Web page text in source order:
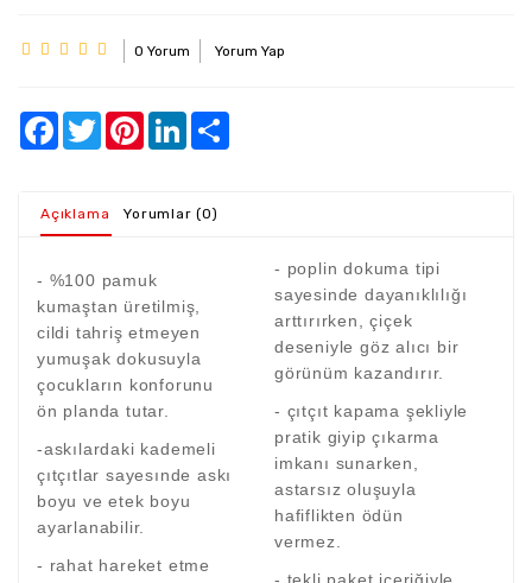
0 Yorum Yorum Yap
Açıklama Yorumlar (0)
- %100 pamuk
kumaştan üretilmiş,
cildi tahriş etmeyen
yumuşak dokusuyla
çocukların konforunu
ön planda tutar.
-askılardaki kademeli
çıtçıtlar sayesınde askı
boyu ve etek boyu
ayarlanabilir.
- rahat hareket etme
- poplin dokuma tipi
sayesinde dayanıklılığı
arttırırken, çiçek
deseniyle göz alıcı bir
görünüm kazandırır.
- çıtçıt kapama şekliyle
pratik giyip çıkarma
imkanı sunarken,
astarsız oluşuyla
hafiflikten ödün
vermez.